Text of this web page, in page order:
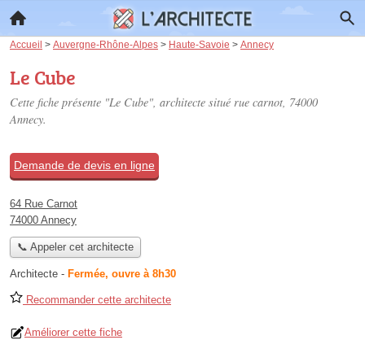
Accueil > Auvergne-Rhône-Alpes > Haute-Savoie > Annecy
Le Cube
Cette fiche présente "Le Cube", architecte situé rue carnot, 74000
Annecy.
Demande de devis en ligne
64 Rue Carnot
74000 Annecy
📞 Appeler cet architecte
Architecte - Fermée, ouvre à 8h30
Recommander cette architecte
Améliorer cette fiche